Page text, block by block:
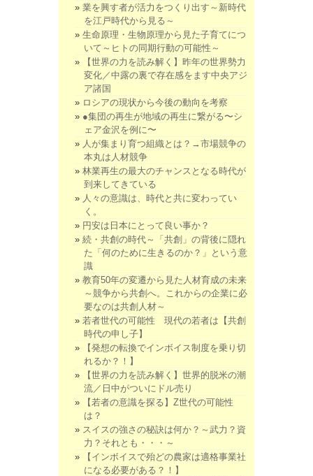
業を興す者が活力をつくり出す～新時代
を江戸時代から見る～
生命原理・生物原理から見た子育てにつ
いて～ヒトの同期行動の可能性～
【世界の力を読み解く】昨年の世界勢力
変化／中露の裏で存在感をます中央アジ
ア諸国
ロシアの現状から今後の動向を考察
●集団の再生が地域の再生に繋がる〜シ
ェア金沢を例に〜
人が集まり育つ組織とは？→市場競争の
本丸は人材競争
林業再生の最大のチャンスとなる時代が
到来してきている
人々の意識は、時代と共に変わってい
く。
円安は日本にとって良い事か？
続・共創の時代～「共創」の背後に隠れ
た「何のために生きるのか？」という意
識
教育50年の変遷から見た人材育成の未来
～競争から共創へ。これからの企業に必
要なのは共創人材～
若者世代の可能性 現代の若者は【共創
時代の申し子】
【発想の転換でインボイス制度を乗り切
れるか？！】
【世界の力を読み解く】世界的脱米の潮
流／日中がついにドル売り
【若者の意識を探る】Z世代の可能性
は？
スイスの強さの秘訣は何か？～武力？資
力？それとも・・・～
【インボイスで殆どの農家は適格事業社
になる必要がある？！】